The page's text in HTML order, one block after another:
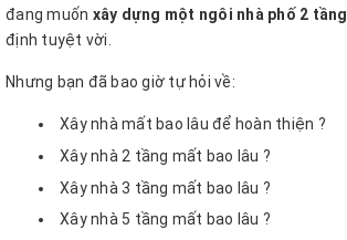
đang muốn xây dựng một ngôi nhà phố 2 tầng
định tuyệt vời.
Nhưng bạn đã bao giờ tự hỏi về:
Xây nhà mất bao lâu để hoàn thiện ?
Xây nhà 2 tầng mất bao lâu ?
Xây nhà 3 tầng mất bao lâu ?
Xây nhà 5 tầng mất bao lâu ?